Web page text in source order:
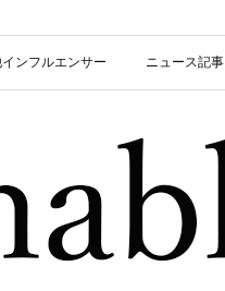
ンフルエンサー ニュース記事